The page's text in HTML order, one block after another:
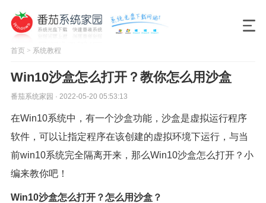
首页> 系统教程
Win10沙盒怎么打开？教你怎么用沙盒
番茄系统家园 · 2022-05-20 05:53:13
在Win10系统中，有一个沙盒功能，沙盒是虚拟运行程序
软件，可以让指定程序在该创建的虚拟环境下运行，与当
前win10系统完全隔离开来，那么Win10沙盒怎么打开？小
编来教你吧！
Win10沙盒怎么打开？怎么用沙盒？